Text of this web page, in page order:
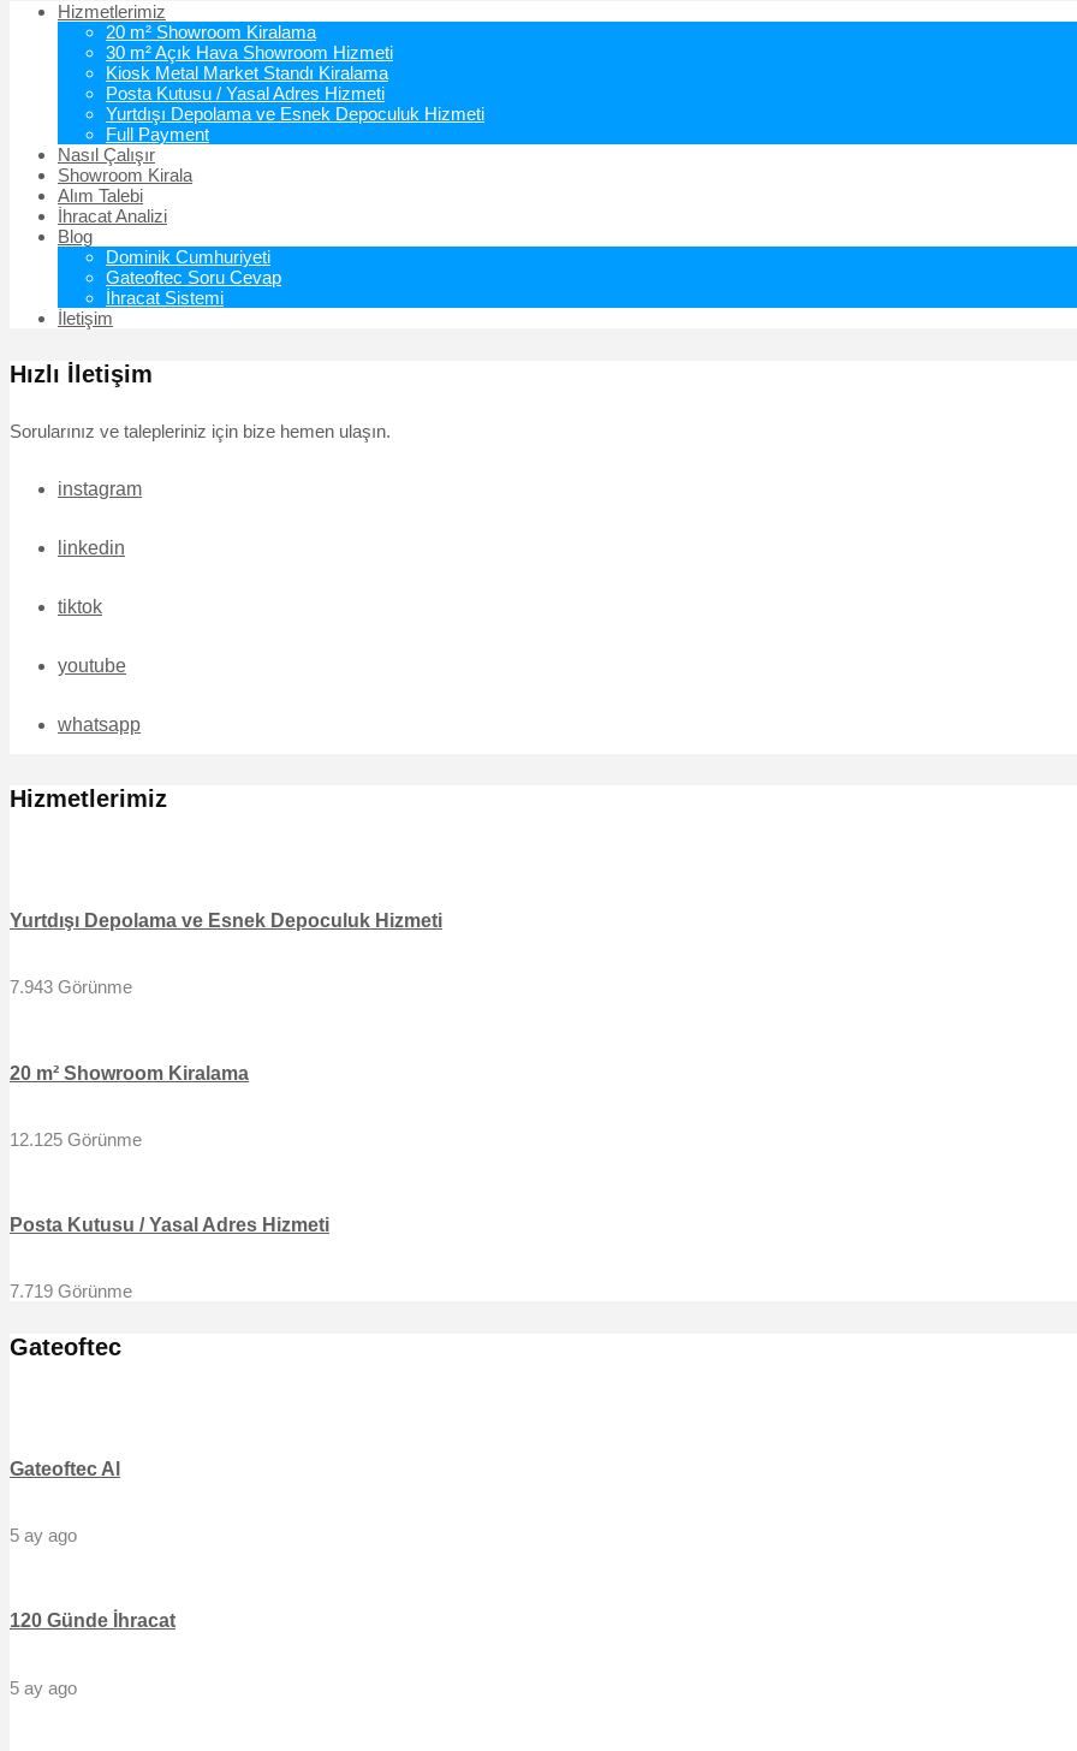
Hizmetlerimiz
20 m² Showroom Kiralama
30 m² Açık Hava Showroom Hizmeti
Kiosk Metal Market Standı Kiralama
Posta Kutusu / Yasal Adres Hizmeti
Yurtdışı Depolama ve Esnek Depoculuk Hizmeti
Full Payment
Nasıl Çalışır
Showroom Kirala
Alım Talebi
İhracat Analizi
Blog
Dominik Cumhuriyeti
Gateoftec Soru Cevap
İhracat Sistemi
İletişim
Hızlı İletişim
Sorularınız ve talepleriniz için bize hemen ulaşın.
instagram
linkedin
tiktok
youtube
whatsapp
Hizmetlerimiz
Yurtdışı Depolama ve Esnek Depoculuk Hizmeti
7.943 Görünme
20 m² Showroom Kiralama
12.125 Görünme
Posta Kutusu / Yasal Adres Hizmeti
7.719 Görünme
Gateoftec
Gateoftec Al
5 ay ago
120 Günde İhracat
5 ay ago